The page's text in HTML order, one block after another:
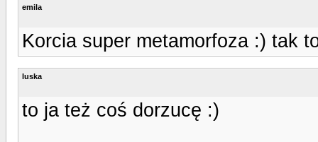
emila
Korcia super metamorfoza :) tak
luska
to ja też coś dorzucę :)